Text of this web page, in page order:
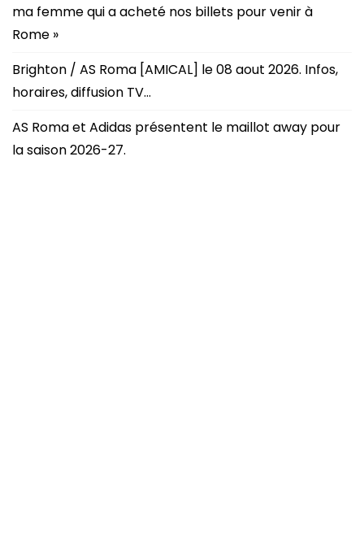
ma femme qui a acheté nos billets pour venir à
Rome »
Brighton / AS Roma [AMICAL] le 08 aout 2026. Infos,
horaires, diffusion TV…
AS Roma et Adidas présentent le maillot away pour
la saison 2026-27.